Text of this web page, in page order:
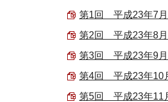
第1回 平成23年7月
第2回 平成23年8月
第3回 平成23年9月
第4回 平成23年10
第5回 平成23年11